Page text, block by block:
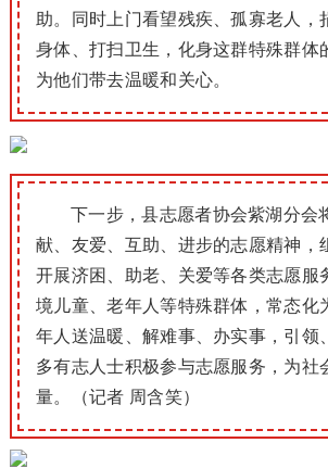
助。同时上门看望残疾、孤寡老人，
身体、打扫卫生，化身这群特殊群体
为他们带去温暖和关心。
下一步，县志愿者协会紫湖分会
献、友爱、互助、进步的志愿精神，
开展济困、助老、关爱等各类志愿服
境儿童、老年人等特殊群体，常态化
年人送温暖、解难事、办实事，引领
多有志人士积极参与志愿服务，为社
量。（记者 周含笑）